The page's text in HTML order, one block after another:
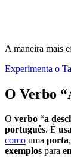
A maneira mais
Experimenta o
O Verbo
O verbo “a
português. É
como uma porta
exemplos para